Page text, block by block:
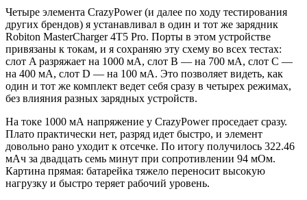
Четыре элемента CrazyPower (и далее по ходу тестирования
других брендов) я устанавливал в один и тот же зарядник
Robiton MasterCharger 4T5 Pro. Порты в этом устройстве
привязаны к токам, и я сохраняю эту схему во всех тестах:
слот A разряжает на 1000 мА, слот B — на 700 мА, слот C —
на 400 мА, слот D — на 100 мА. Это позволяет видеть, как
один и тот же комплект ведет себя сразу в четырех режимах,
без влияния разных зарядных устройств.
На токе 1000 мА напряжение у CrazyPower проседает сразу.
Плато практически нет, разряд идет быстро, и элемент
довольно рано уходит к отсечке. По итогу получилось 322.46
мАч за двадцать семь минут при сопротивлении 94 мОм.
Картина прямая: батарейка тяжело переносит высокую
нагрузку и быстро теряет рабочий уровень.